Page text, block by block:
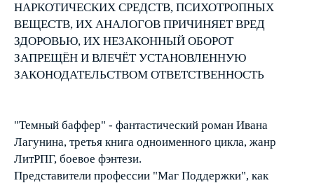
НАРКОТИЧЕСКИХ СРЕДСТВ, ПСИХОТРОПНЫХ
ВЕЩЕСТВ, ИХ АНАЛОГОВ ПРИЧИНЯЕТ ВРЕД
ЗДОРОВЬЮ, ИХ НЕЗАКОННЫЙ ОБОРОТ
ЗАПРЕЩЁН И ВЛЕЧЁТ УСТАНОВЛЕННУЮ
ЗАКОНОДАТЕЛЬСТВОМ ОТВЕТСТВЕННОСТЬ
"Темный баффер" - фантастический роман Ивана
Лагунина, третья книга одноименного цикла, жанр
ЛитРПГ, боевое фэнтези.
Представители профессии "Маг Поддержки", как